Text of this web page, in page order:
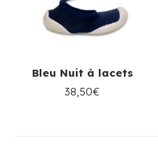
Bleu Nuit à lacets
38,50€